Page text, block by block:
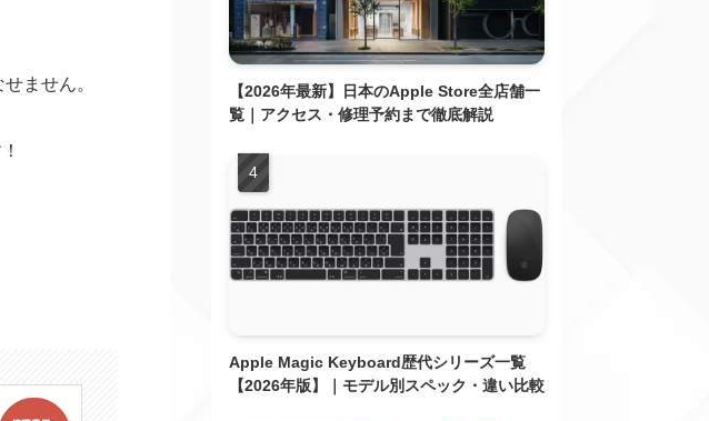
ません。
【2026年最新】日本のApple Store全店舗一
覧｜アクセス・修理予約まで徹底解説
Apple Magic Keyboard歴代シリーズ一覧
【2026年版】｜モデル別スペック・違い比較